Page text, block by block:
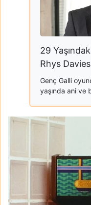
29
Rhys
Genç Galli
yaşında ani ve